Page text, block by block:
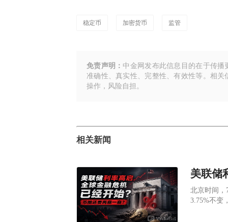
稳定币 加密货币 监管
免责声明： 中金网发布此信息目的在于传
准确性、真实性、完整性、有效性等。相
操作，风险自担。
相关新闻
北京时间，
3.75%不变